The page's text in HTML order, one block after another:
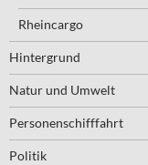
Rheincargo
Hintergrund
Natur und Umwelt
Personenschifffahrt
Politik